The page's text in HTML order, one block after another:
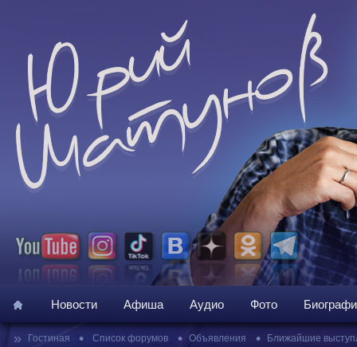
Новости Афиша Аудио Фото
» Гостиная • Список форумов • Объявления • Ближайшие